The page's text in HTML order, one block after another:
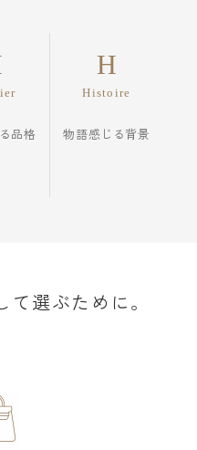
品格
H
Histoire
物語感じる背景
選ぶために。